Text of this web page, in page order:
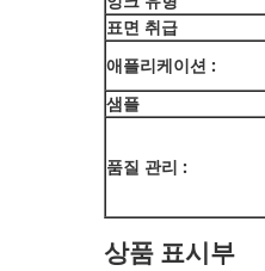
표면 취급
애플리케이션 :
샘플
품질 관리 :
상품 표시부